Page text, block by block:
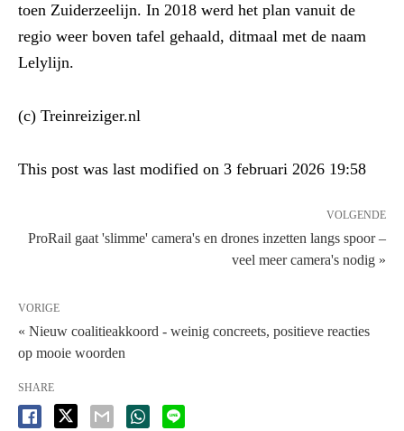
toen Zuiderzeelijn. In 2018 werd het plan vanuit de
regio weer boven tafel gehaald, ditmaal met de naam
Lelylijn.
(c) Treinreiziger.nl
This post was last modified on 3 februari 2026 19:58
VOLGENDE
ProRail gaat 'slimme' camera's en drones inzetten langs spoor –
veel meer camera's nodig »
VORIGE
« Nieuw coalitieakkoord - weinig concreets, positieve reacties
op mooie woorden
SHARE